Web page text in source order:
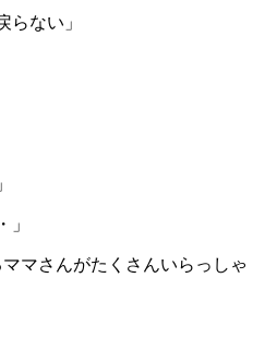
らない」
」
マさんがたくさんいらっしゃ